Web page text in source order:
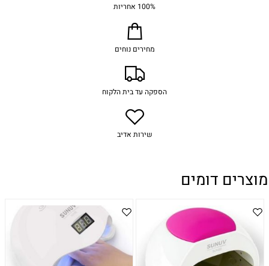
100% אחריות
מחירים נוחים
הספקה עד בית הלקוח
שירות אדיב
מוצרים דומים